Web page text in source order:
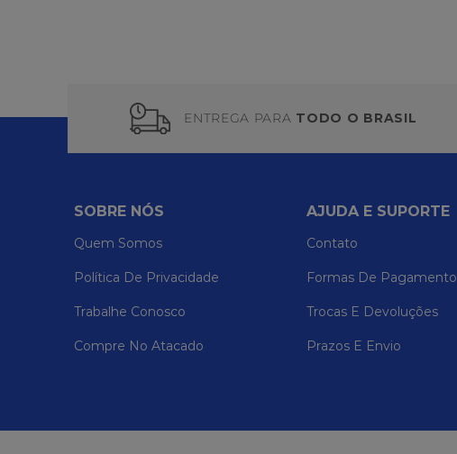
ENTREGA PARA TODO O BRASIL
SOBRE NÓS
Quem Somos
Política De Privacidade
Trabalhe Conosco
Compre No Atacado
AJUDA E SUPORTE
Contato
Formas De Pagamento
Trocas E Devoluções
Prazos E Envio